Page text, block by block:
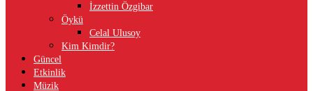
İzzettin Özgibar
Öykü
Celal Ulusoy
Kim Kimdir?
Güncel
Etkinlik
Müzik